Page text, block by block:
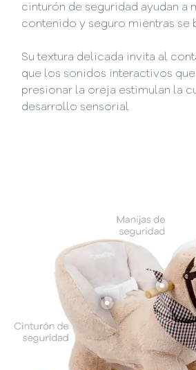
cinturón de seguridad ayudan a
contenido y seguro mientras se
Su textura delicada invita al
que los sonidos interactivos
presionar la oreja estimulan la
desarrollo sensorial